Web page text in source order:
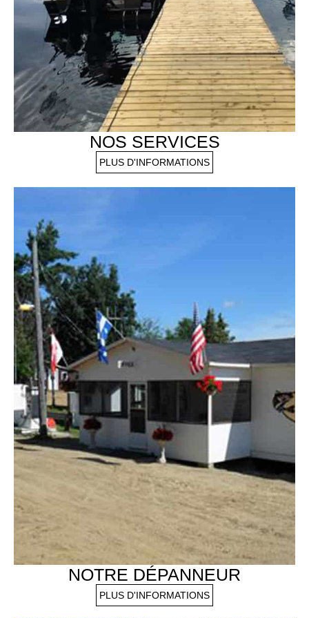
NOS SERVICES
PLUS D'INFORMATIONS
NOTRE DÉPANNEUR
PLUS D'INFORMATIONS